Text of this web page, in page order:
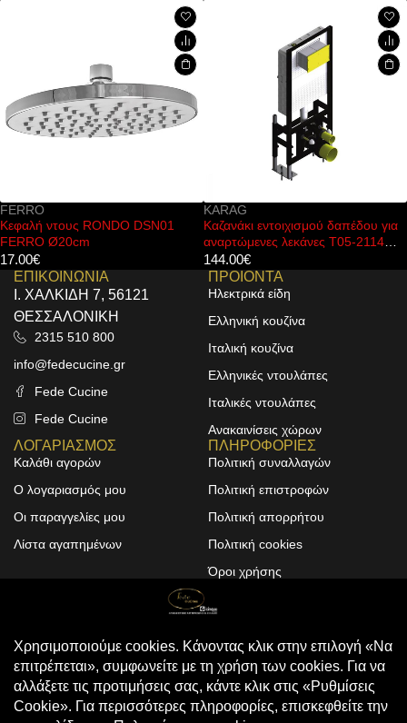
DSN01
Καζανάκι εντοιχισμού δαπέδου για
αναρτώμενες λεκάνες T05-2114
Μπαταρία
FERRO
ΕΠΙΚΟΙΝΩΝΙΑ
Ι. ΧΑΛΚΙΔΗ 7, 56121
ΘΕΣΣΑΛΟΝΙΚΗ
2315 510 800
info@fedecucine.gr
Fede Cucine
Fede Cucine
ΠΡΟΙΟΝΤΑ
Ηλεκτρικά είδη
Ελληνική κουζίνα
Ιταλική κουζίνα
Ελληνικές ντουλάπες
Ιταλικές ντουλάπες
Ανακαινίσεις χώρων
ΛΟΓΑΡΙΑΣΜΟΣ
Καλάθι αγορών
Ο λογαριασμός μου
Οι παραγγελίες μου
Λίστα αγαπημένων
ΠΛΗΡΟΦΟΡΙΕΣ
Πολιτική συναλλαγών
Πολιτική επιστροφών
Πολιτική απορρήτου
Πολιτική cookies
Όροι χρήσης
© 2025 FEDE CUCINE
. All Rights
Reserved
Design & Development by
ALPHA DESIGNERS
Compare (0)